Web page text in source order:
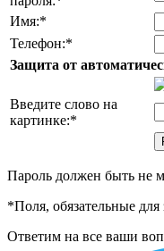
Имя:*
Телефон:*
Защита от
Введите слово на
картинке:*
Пароль должен быть не
*Поля, обязательные для
Ответим на все ваши